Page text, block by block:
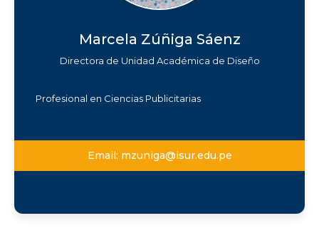
Marcela Zúñiga Sáenz
Directora de Unidad Académica de Diseño
Profesional en Ciencias Publicitarias
Email: mzuniga@isur.edu.pe